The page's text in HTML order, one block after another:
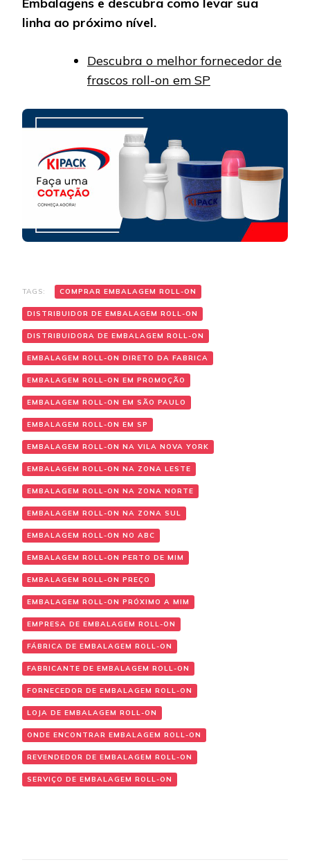
Embalagens e descubra como levar sua
linha ao próximo nível.
Descubra o melhor fornecedor de
frascos roll-on em SP
TAGS: COMPRAR EMBALAGEM ROLL-ON
DISTRIBUIDOR DE EMBALAGEM ROLL-ON
DISTRIBUIDORA DE EMBALAGEM ROLL-ON
EMBALAGEM ROLL-ON DIRETO DA FABRICA
EMBALAGEM ROLL-ON EM PROMOÇÃO
EMBALAGEM ROLL-ON EM SÃO PAULO
EMBALAGEM ROLL-ON EM SP
EMBALAGEM ROLL-ON NA VILA NOVA YORK
EMBALAGEM ROLL-ON NA ZONA LESTE
EMBALAGEM ROLL-ON NA ZONA NORTE
EMBALAGEM ROLL-ON NA ZONA SUL
EMBALAGEM ROLL-ON NO ABC
EMBALAGEM ROLL-ON PERTO DE MIM
EMBALAGEM ROLL-ON PREÇO
EMBALAGEM ROLL-ON PRÓXIMO A MIM
EMPRESA DE EMBALAGEM ROLL-ON
FÁBRICA DE EMBALAGEM ROLL-ON
FABRICANTE DE EMBALAGEM ROLL-ON
FORNECEDOR DE EMBALAGEM ROLL-ON
LOJA DE EMBALAGEM ROLL-ON
ONDE ENCONTRAR EMBALAGEM ROLL-ON
REVENDEDOR DE EMBALAGEM ROLL-ON
SERVIÇO DE EMBALAGEM ROLL-ON